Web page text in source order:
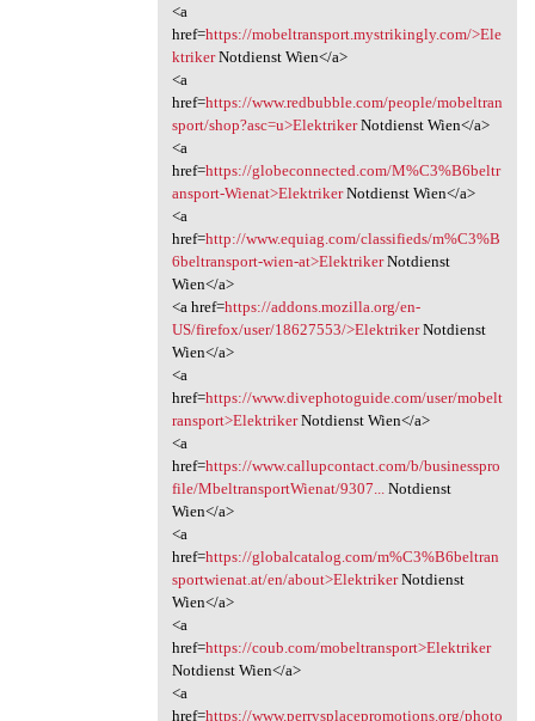
<a
href=https://mobeltransport.mystrikingly.com/>Ele
ktrikerNotdienst Wien</a>
<a
href=https://www.redbubble.com/people/mobeltran
sport/shop?asc=u>ElektrikerNotdienst Wien</a>
<a
href=https://globeconnected.com/M%C3%B6beltr
ansport-Wienat>ElektrikerNotdienst Wien</a>
<a
href=http://www.equiag.com/classifieds/m%C3%B
6beltransport-wien-at>ElektrikerNotdienst
Wien</a>
<a href=https://addons.mozilla.org/en-
US/firefox/user/18627553/>ElektrikerNotdienst
Wien</a>
<a
href=https://www.divephotoguide.com/user/mobelt
ransport>ElektrikerNotdienst Wien</a>
<a
href=https://www.callupcontact.com/b/businesspro
file/MbeltransportWienat/9307...Notdienst
Wien</a>
<a
href=https://globalcatalog.com/m%C3%B6beltran
sportwienat.at/en/about>ElektrikerNotdienst
Wien</a>
<a
href=https://coub.com/mobeltransport>Elektriker
Notdienst Wien</a>
<a
href=https://www.perrysplacepromotions.org/photo